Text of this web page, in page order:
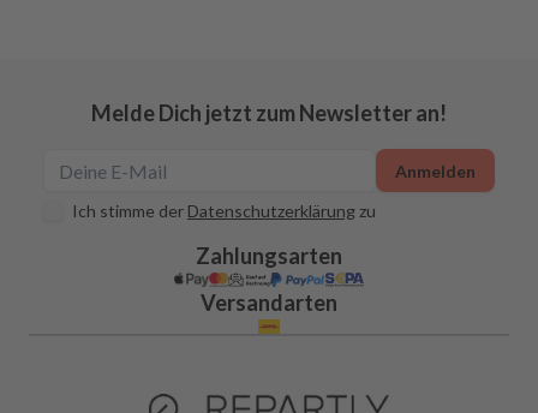
Melde Dich jetzt zum Newsletter an!
Ich stimme der Datenschutzerklärung zu
Anmelden
Zahlungsarten
Versandarten